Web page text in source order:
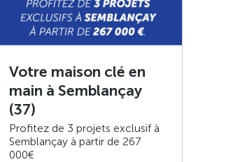
Votre maison clé en
main à Semblançay
(37)
Profitez de 3 projets exclusif à
Semblançay à partir de 267
000€